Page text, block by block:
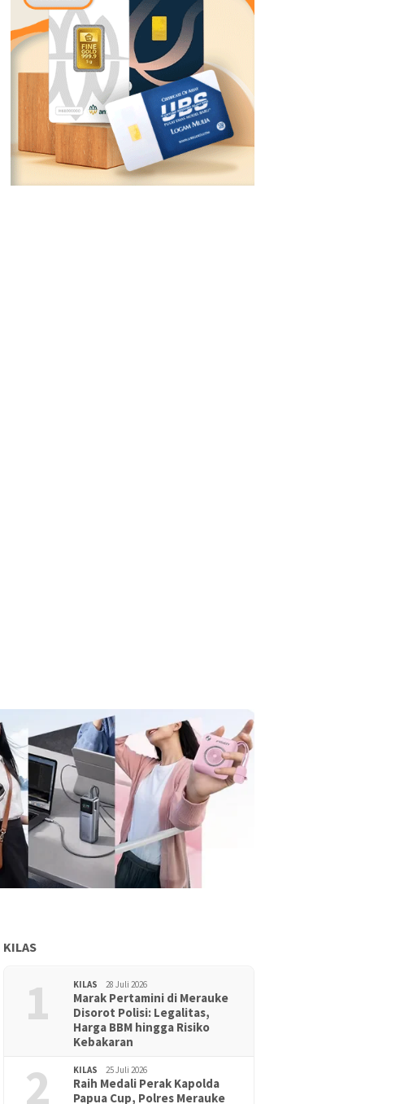
KILAS
1 KILAS 28 Juli 2026
Marak Pertamini di Merauke
Disorot Polisi: Legalitas,
Harga BBM hingga Risiko
Kebakaran
2 KILAS 25 Juli 2026
Raih Medali Perak Kapolda
Papua Cup, Polres Merauke